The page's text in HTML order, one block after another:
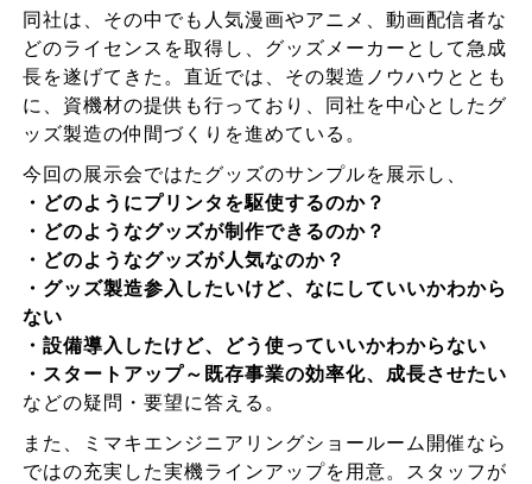
同社は、その中でも人気漫画やアニメ、動画配信者な
どのライセンスを取得し、グッズメーカーとして急成
長を遂げてきた。直近では、その製造ノウハウととも
に、資機材の提供も行っており、同社を中心としたグ
ッズ製造の仲間づくりを進めている。
今回の展示会ではたグッズのサンプルを展示し、
・どのようにプリンタを駆使するのか？
・どのようなグッズが制作できるのか？
・どのようなグッズが人気なのか？
・グッズ製造参入したいけど、なにしていいかわから
ない
・設備導入したけど、どう使っていいかわからない
・スタートアップ～既存事業の効率化、成長させたい
などの疑問・要望に答える。
また、ミマキエンジニアリングショールーム開催なら
ではの充実した実機ラインアップを用意。スタッフが